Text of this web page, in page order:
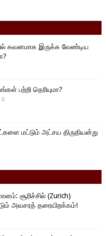
கவனமாக இருக்க வேண்டிய
பற்றி தெரியுமா?
0
மட்டும் அட்சய திருதியன்று
சூரிச்சில் (Zurich)
அவசரத் தரையிறக்கம்!